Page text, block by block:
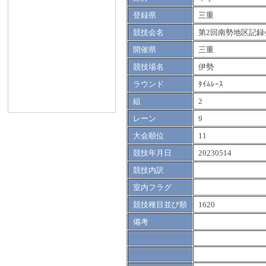
登録県
三重
競技会名
第2回南勢地区記録
開催県
三重
競技場名
伊勢
ラウンド
ﾀｲﾑﾚｰｽ
組
2
レーン
9
大会順位
11
競技年月日
20230514
競技内訳
室内フラグ
競技種目並び順
1620
備考